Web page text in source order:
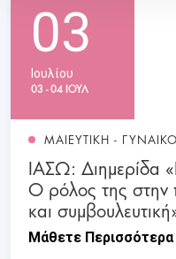
03
Ιουλίου
03 - 04 ΙΟΥΛ
ΜΑΙΕΥΤΙΚΗ -
ΙΑΣΩ: Διημερίδα
Ο ρόλος της στην
και
Μάθετε Περισσότερα